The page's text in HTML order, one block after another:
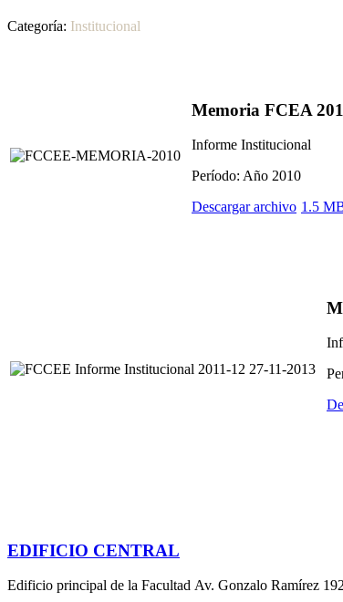
Categoría: Institucional
Memoria FCEA
Informe Institucional
Período: Año 2010
Descargar archivo 1.5
EDIFICIO CENTRAL
Edificio principal de la Facultad Av. Gonzalo Ramírez